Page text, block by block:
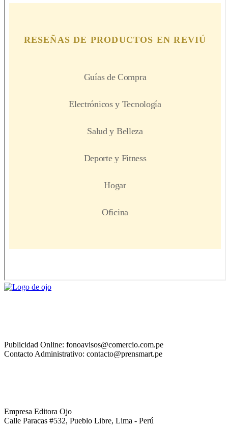
Publicidad Online: fonoavisos@comercio.com.pe
Contacto Administrativo: contacto@prensmart.pe
Empresa Editora Ojo
Calle Paracas #532, Pueblo Libre, Lima - Perú